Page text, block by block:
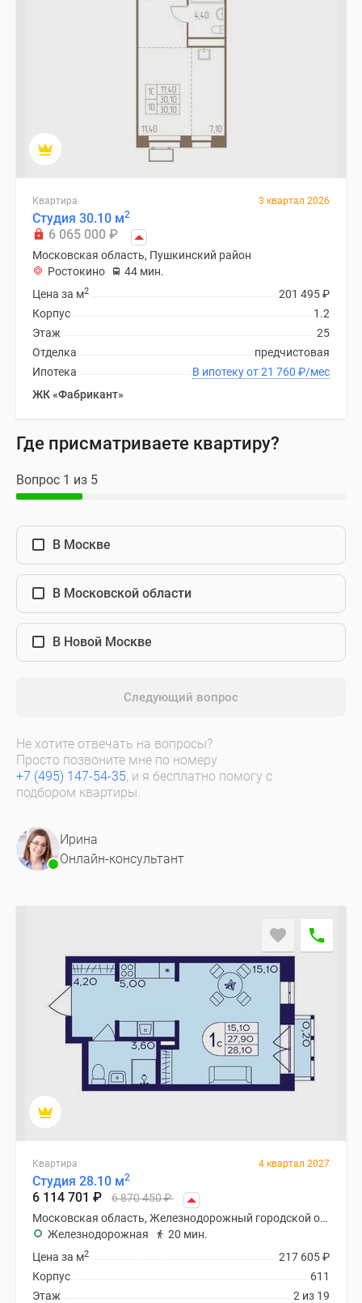
Квартира 3 квартал 2026
Студия 30.10 м2
6 065 000 ₽
Московская область, Пушкинский район
Ростокино
44 мин.
201 495₽
Цена за м2
1.2
Корпус
25
Этаж
предчистовая
Отделка
В ипотеку от 21 760 ₽/мес
Ипотека
ЖК «Фабрикант»
Где присматриваете квартиру?
Вопрос 1 из 5
В Москве
В Московской области
В Новой Москве
Следующий вопрос
Не хотите отвечать на вопросы?
Просто позвоните мне по номеру
+7 (495) 147-54-35, и я бесплатно помогу с
подбором квартиры.
Ирина
Онлайн-консультант
Квартира 4 квартал 2027
Студия 28.10 м2
6 114 701 ₽ 6 870 450₽
Московская область, Железнодорожный городской округ
Железнодорожная
20 мин.
217 605₽
Цена за м2
611
Корпус
2 из 19
Этаж